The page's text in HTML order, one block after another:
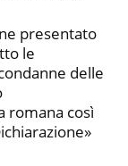
presentato
le
delle
romana così